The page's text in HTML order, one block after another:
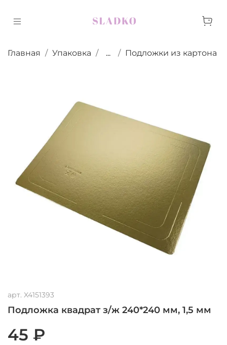
Главная Упаковка ... Подложки из картона
арт. X4151393
Подложка квадрат з/ж 240*240 мм, 1,5 мм
45 ₽